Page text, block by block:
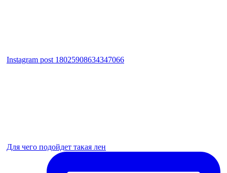
Instagram post 18025908634347066
Для чего подойдет такая лен